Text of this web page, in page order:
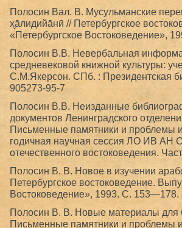
Полосин Вал. В. Мусульманские
х̬āлидийāнӣ // Петербургское
«Петербургское Востоковедение»,
Полосин В.В. Невербальная
средневековой книжной культуры:
С.М.Якерсон. СПб. : Президентская
905273-95-7
Полосин В.В. Неизданные
документов Ленинградского
Письменные памятники и проблемы
годичная научная сессия ЛО ИВ АН
отечественного востоковедения.
Полосин В. В. Новое в изучении
Петербургское востоковедение.
Востоковедение», 1993. С. 153—178.
Полосин В. В. Новые материалы для
Письменные памятники и проблемы